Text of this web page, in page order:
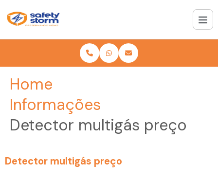
Home
Informações
Detector multigás preço
Detector multigás preço